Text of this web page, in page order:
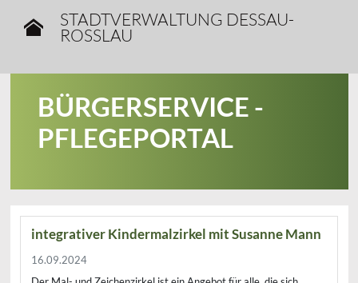
STADTVERWALTUNG DESSAU-
ROSSLAU
BÜRGERSERVICE -
PFLEGEPORTAL
integrativer Kindermalzirkel mit Susanne Mann
16.09.2024